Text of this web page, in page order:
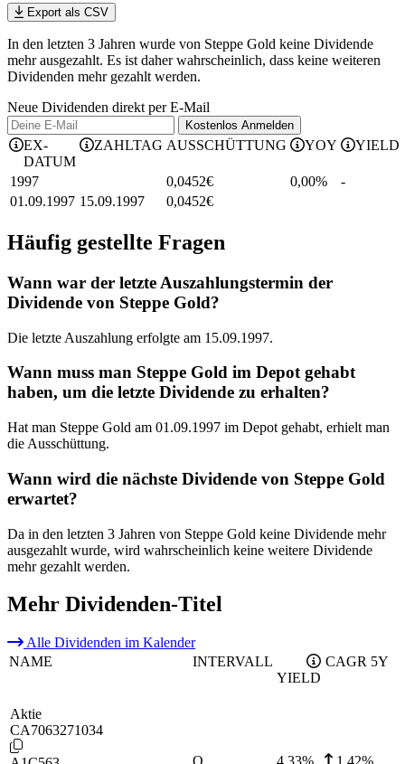
Export als CSV
In den letzten 3 Jahren wurde von Steppe Gold keine Dividende
mehr ausgezahlt. Es ist daher wahrscheinlich, dass keine weiteren
Dividenden mehr gezahlt werden.
Neue Dividenden direkt per E-Mail
Kostenlos Anmelden
EX-
DATUM
ZAHLTAG AUSSCHÜTTUNG YOY YIELD
1997 0,0452€ 0,00%
-
01.09.1997 15.09.1997 0,0452€
Häufig gestellte Fragen
Wann war der letzte Auszahlungstermin der
Dividende von Steppe Gold?
Die letzte Auszahlung erfolgte am 15.09.1997.
Wann muss man Steppe Gold im Depot gehabt
haben, um die letzte Dividende zu erhalten?
Hat man Steppe Gold am 01.09.1997 im Depot gehabt, erhielt man
die Ausschüttung.
Wann wird die nächste Dividende von Steppe Gold
erwartet?
Da in den letzten 3 Jahren von Steppe Gold keine Dividende mehr
ausgezahlt wurde, wird wahrscheinlich keine weitere Dividende
mehr gezahlt werden.
Mehr Dividenden-Titel
Alle Dividenden im Kalender
NAME
INTERVALL
YIELD
CAGR 5Y
Aktie
CA7063271034